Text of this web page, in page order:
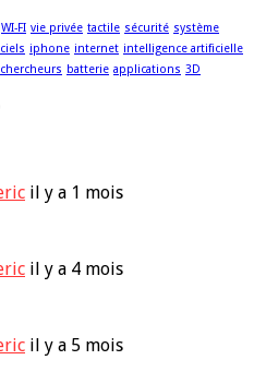
WI-FI vie privée tactile sécurité système
iphone internet intelligence artificielle
chercheurs batterie applications 3D
il y a 1 mois
il y a 4 mois
il y a 5 mois